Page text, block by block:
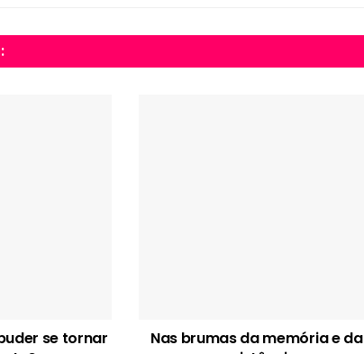
se tornar
Nas brumas da memória e da